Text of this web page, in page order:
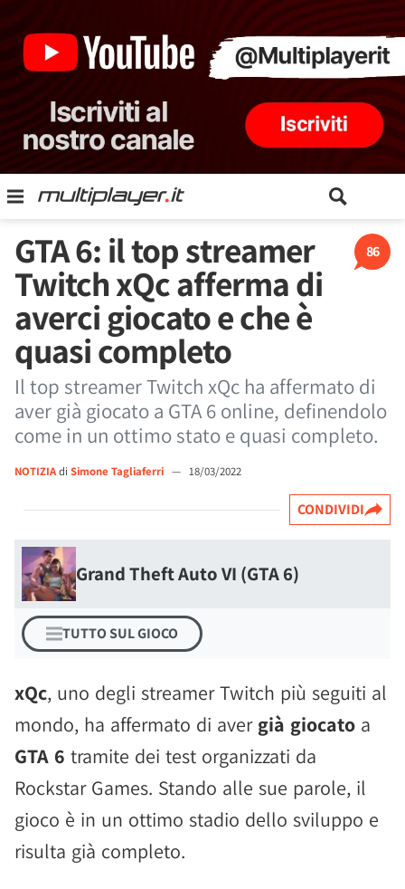
86
GTA 6: il top streamer
Twitch xQc afferma di
averci giocato e che è
quasi completo
Il top streamer Twitch xQc ha affermato di
aver già giocato a GTA 6 online, definendolo
come in un ottimo stato e quasi completo.
NOTIZIAdi Simone Tagliaferri — 18/03/2022
CONDIVIDI
Grand Theft Auto VI (GTA 6)
TUTTO SUL GIOCO
xQc, uno degli streamer Twitch più seguiti al
mondo, ha affermato di aver già giocato a
GTA 6 tramite dei test organizzati da
Rockstar Games. Stando alle sue parole, il
gioco è in un ottimo stadio dello sviluppo e
risulta già completo.